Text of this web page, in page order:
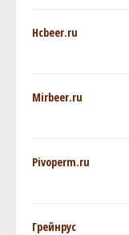
Hcbeer.ru
Mirbeer.ru
Pivoperm.ru
Грейнрус